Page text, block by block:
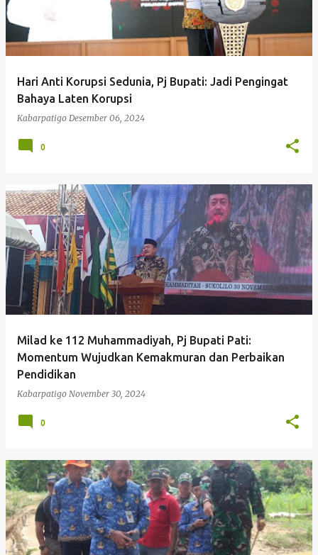
Hari Anti Korupsi Sedunia, Pj Bupati: Jadi Pengingat
Bahaya Laten Korupsi
Kabarpatigo Desember 06, 2024
0
Milad ke 112 Muhammadiyah, Pj Bupati Pati:
Momentum Wujudkan Kemakmuran dan Perbaikan
Pendidikan
Kabarpatigo November 30, 2024
0